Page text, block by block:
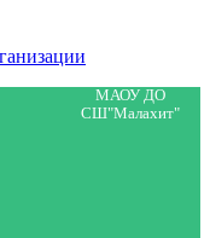
МАОУ ДО
СШ"Малахит"